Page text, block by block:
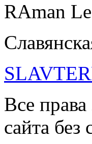
RAman
Все
сайта без